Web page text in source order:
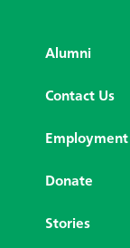
Alumni
Contact Us
Employment
Donate
Stories